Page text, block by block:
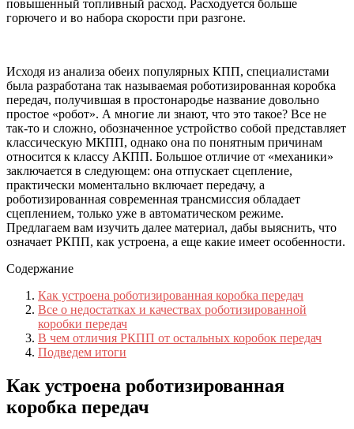
повышенный топливный расход. Расходуется больше
горючего и во набора скорости при разгоне.
Исходя из анализа обеих популярных КПП, специалистами
была разработана так называемая роботизированная коробка
передач, получившая в простонародье название довольно
простое «робот». А многие ли знают, что это такое? Все не
так-то и сложно, обозначенное устройство собой представляет
классическую МКПП, однако она по понятным причинам
относится к классу АКПП. Большое отличие от «механики»
заключается в следующем: она отпускает сцепление,
практически моментально включает передачу, а
роботизированная современная трансмиссия обладает
сцеплением, только уже в автоматическом режиме.
Предлагаем вам изучить далее материал, дабы выяснить, что
означает РКПП, как устроена, а еще какие имеет особенности.
Содержание
Как устроена роботизированная коробка передач
Все о недостатках и качествах роботизированной
коробки передач
В чем отличия РКПП от остальных коробок передач
Подведем итоги
Как устроена роботизированная
коробка передач